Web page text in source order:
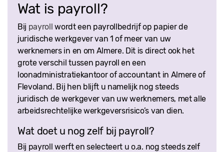
Wat is payroll?
Bij payroll wordt een payrollbedrijf op papier de
juridische werkgever van 1 of meer van uw
werknemers in en om Almere. Dit is direct ook het
grote verschil tussen payroll en een
loonadministratiekantoor of accountant in Almere of
Flevoland. Bij hen blijft u namelijk nog steeds
juridisch de werkgever van uw werknemers, met alle
arbeidsrechtelijke werkgeversrisico’s van dien.
Wat doet u nog zelf bij payroll?
Bij payroll werft en selecteert u o.a. nog steeds zelf